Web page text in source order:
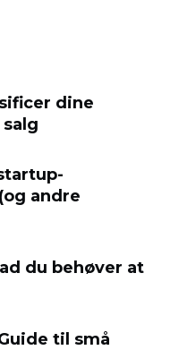
dine
andre
du behøver at
til små